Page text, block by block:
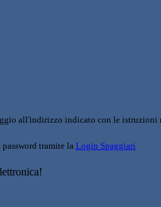
all'indirizzo indicato con le istruzioni
tramite la Login Spaggiari